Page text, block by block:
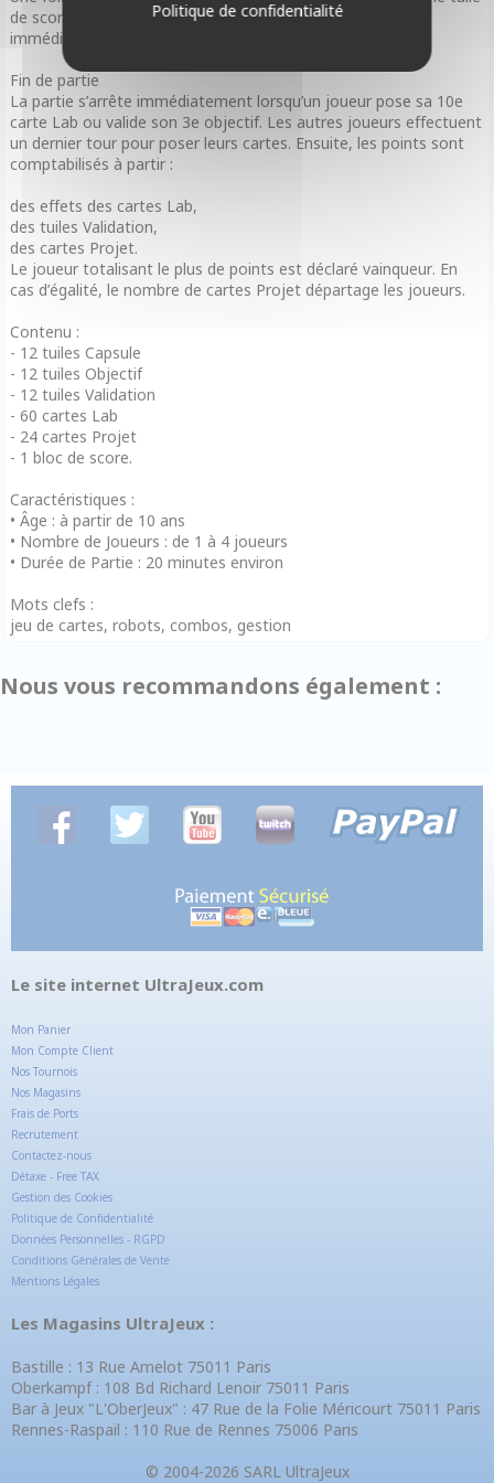
de score associée, pouvant offrir des points et des bonus
immédiats.
Fin de partie
La partie s’arrête immédiatement lorsqu’un joueur pose sa 10e
carte Lab ou valide son 3e objectif. Les autres joueurs effectuent
un dernier tour pour poser leurs cartes. Ensuite, les points sont
comptabilisés à partir :
des effets des cartes Lab,
des tuiles Validation,
des cartes Projet.
Le joueur totalisant le plus de points est déclaré vainqueur. En
cas d’égalité, le nombre de cartes Projet départage les joueurs.
Contenu :
- 12 tuiles Capsule
- 12 tuiles Objectif
- 12 tuiles Validation
- 60 cartes Lab
- 24 cartes Projet
- 1 bloc de score.
Caractéristiques :
• Âge : à partir de 10 ans
• Nombre de Joueurs : de 1 à 4 joueurs
• Durée de Partie : 20 minutes environ
Mots clefs :
jeu de cartes, robots, combos, gestion
Nous vous recommandons également :
Le site internet UltraJeux.com
Mon Panier
Mon Compte Client
Nos Tournois
Nos Magasins
Frais de Ports
Recrutement
Contactez-nous
Détaxe - Free TAX
Gestion des Cookies
Politique de Confidentialité
Données Personnelles - RGPD
Conditions Générales de Vente
Mentions Légales
Les Magasins UltraJeux :
Bastille : 13 Rue Amelot 75011 Paris
Oberkampf : 108 Bd Richard Lenoir 75011 Paris
Bar à Jeux "L'OberJeux" : 47 Rue de la Folie Méricourt 75011 Paris
Rennes-Raspail : 110 Rue de Rennes 75006 Paris
© 2004-2026 SARL UltraJeux
Politique de confidentialité